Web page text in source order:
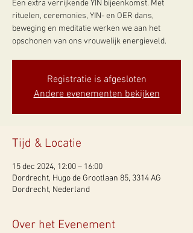
Een extra verrijkende YIN bijeenkomst. Met
rituelen, ceremonies, YIN- en OER dans,
beweging en meditatie werken we aan het
opschonen van ons vrouwelijk energieveld.
Registratie is afgesloten
Andere evenementen bekijken
Tijd & Locatie
15 dec 2024, 12:00 – 16:00
Dordrecht, Hugo de Grootlaan 85, 3314 AG
Dordrecht, Nederland
Over het Evenement